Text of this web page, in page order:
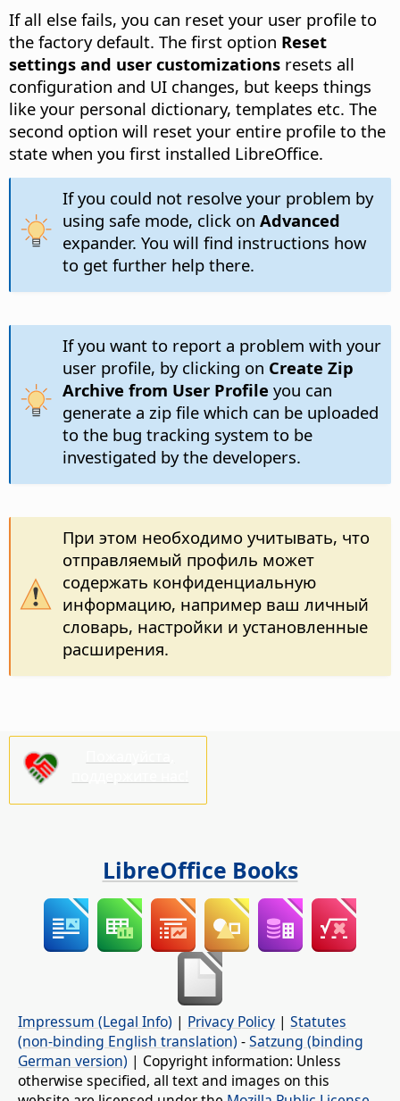
If all else fails, you can reset your user profile to
the factory default. The first option Reset
settings and user customizations resets all
configuration and UI changes, but keeps things
like your personal dictionary, templates etc. The
second option will reset your entire profile to the
state when you first installed LibreOffice.
If you could not resolve your problem by
using safe mode, click on Advanced
expander. You will find instructions how
to get further help there.
If you want to report a problem with your
user profile, by clicking on Create Zip
Archive from User Profile you can
generate a zip file which can be uploaded
to the bug tracking system to be
investigated by the developers.
При этом необходимо учитывать, что
отправляемый профиль может
содержать конфиденциальную
информацию, например ваш личный
словарь, настройки и установленные
расширения.
LibreOffice Books
Impressum (Legal Info) | Privacy Policy | Statutes
(non-binding English translation) -Satzung (binding
German version) | Copyright information: Unless
otherwise specified, all text and images on this